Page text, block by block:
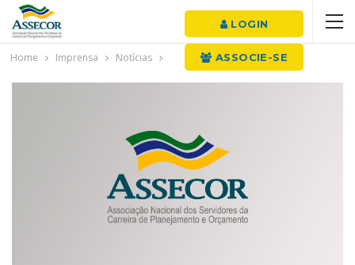
LOGIN
ASSOCIE-SE
Home Imprensa Notícias